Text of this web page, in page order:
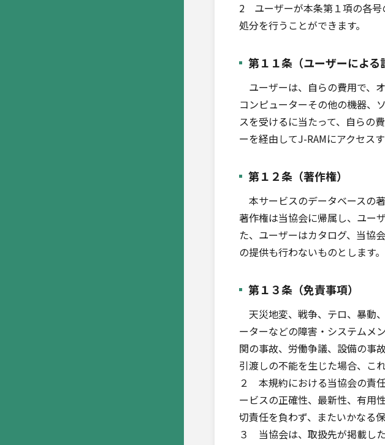
2 ユーザーが本条第１項の各号
処分を行うことができます。
第１１条（ユーザーによる
ユーザーは、自らの費用で、
コンピューターその他の機器、
スを受けるに当たって、自らの
ーを経由してJ-RAMにアクセス
第１２条（著作権）
本サービスのデータベースの
著作権は当協会に帰属し、ユー
た、ユーザーはカタログ、当協
の提供も行わないものとします。
第１３条（免責事項）
天災地変、戦争、テロ、暴動
ーターなどの障害・システムメ
関の事故、労働争議、設備の事
引渡しの不能を生じた場合、こ
２ 本規約における当協会の責
ービスの正確性、最新性、有用
切責任を負わず、またいかなる
３ 当協会は、取扱先が掲載し